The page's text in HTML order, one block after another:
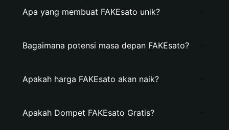
Apa yang membuat FAKEsato unik?
Bagaimana potensi masa depan FAKEsato?
Apakah harga FAKEsato akan naik?
Apakah Dompet FAKEsato Gratis?